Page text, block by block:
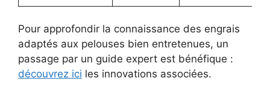
Pour approfondir la connaissance des engrais
adaptés aux pelouses bien entretenues, un
passage par un guide expert est bénéfique :
découvrez ici les innovations associées.